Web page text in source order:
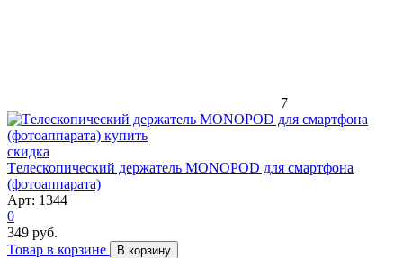
7
скидка
Tелескопический держатель MONOPOD для смартфона
(фотоаппарата)
Арт: 1344
0
349 руб.
Товар в корзине
В корзину